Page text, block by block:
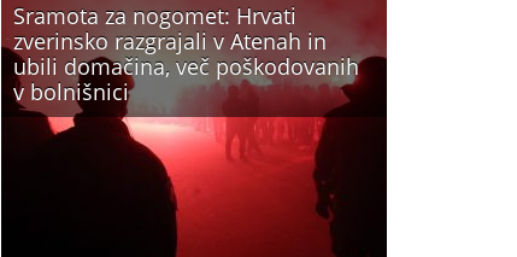
Sramota za nogomet: Hrvati
zverinsko razgrajali v Atenah in
ubili domačina, več poškodovanih
v bolnišnici